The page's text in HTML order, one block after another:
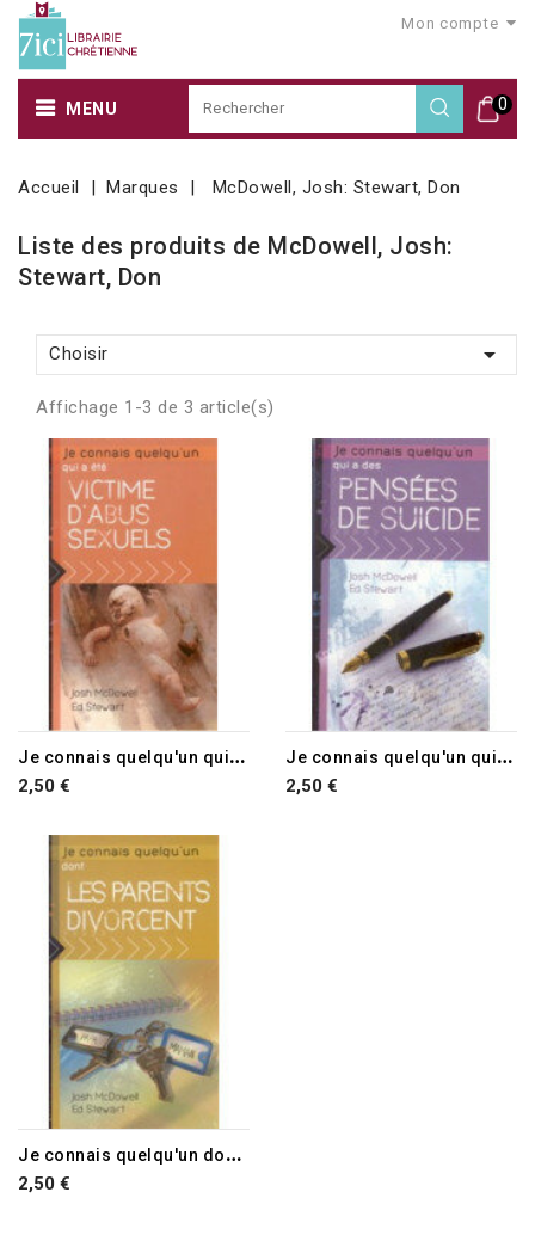
Mon compte
0
MENU
Accueil Marques McDowell, Josh: Stewart, Don
Liste des produits de McDowell, Josh:
Stewart, Don
Choisir 
Affichage 1-3 de 3 article(s)
J
e connais quelqu'un qui a été victime d'abus sexuels
2,50 €
J
e connais quelqu'un qui a des pensées de suicide
2,50 €
J
e connais quelqu'un dont les parents divorcent
2,50 €